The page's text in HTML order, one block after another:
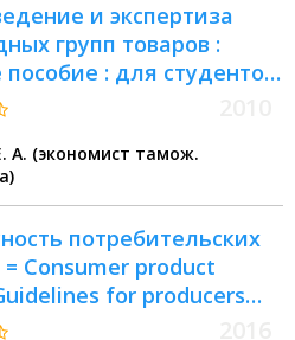
и экспертиза
групп товаров :
пособие : для студентов
080401
товаров во
А. (экономист тамож.
потребительских
= Consumer product
for producers
Руководящие